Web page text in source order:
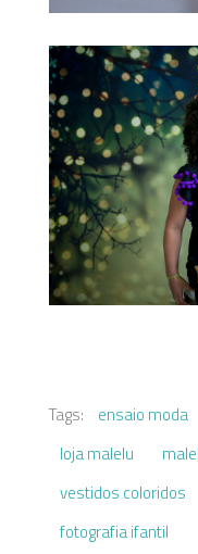
Tags: ensaio moda
loja malelu
vestidos coloridos
fotografia ifantil